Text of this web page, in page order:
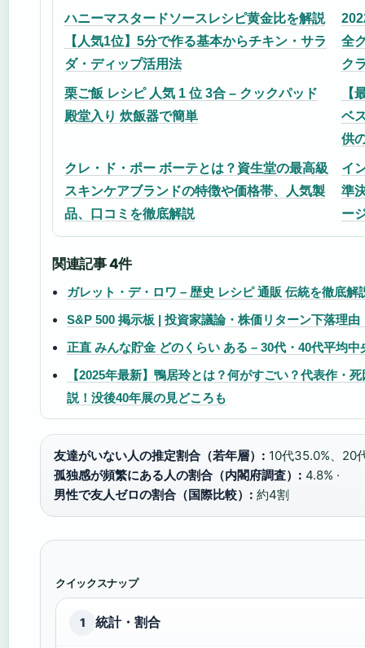
ハニーマスタードソースレシピ黄金比を解説
【人気1位】5分で作る基本からチキン・サラ
ダ・ディップ活用法
全
ク
栗ご飯 レシピ 人気 1 位 3合 – クックパッド
殿堂入り 炊飯器で簡単
【
ベ
供
クレ・ド・ポー ボーテとは？資生堂の最高級
スキンケアブランドの特徴や価格帯、人気製
品、口コミを徹底解説
イ
準
ー
関連記事 4件
ガレット・デ・ロワ – 歴史 レシピ 通販 伝統を徹底解
S&P 500 掲示板 | 投資家議論・株価リターン下落理由
正直 みんな貯金 どのくらい ある – 30代・40代平均
【2025年最新】鴨居玲とは？何がすごい？代表作・
説！没後40年展の見どころも
友達がいない人の推定割合（若年層）: 10代35.0%、20
孤独感が頻繁にある人の割合（内閣府調査）: 4.8% ·
男性で友人ゼロの割合（国際比較）: 約4割
クイックスナップ
1 統計・割合